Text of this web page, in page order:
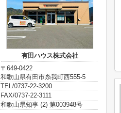
有田ハウス株式会社
〒649-0422
和歌山県有田市糸我町西555-5
TEL/0737-22-3200
FAX/0737-22-3111
和歌山県知事 (2) 第003948号